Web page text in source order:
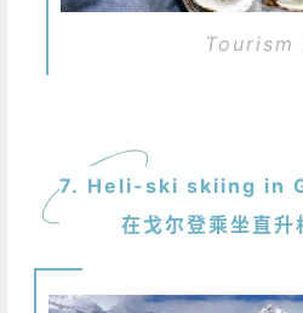
Tourism
7. Heli-ski skiing in
在戈尔登乘坐直升